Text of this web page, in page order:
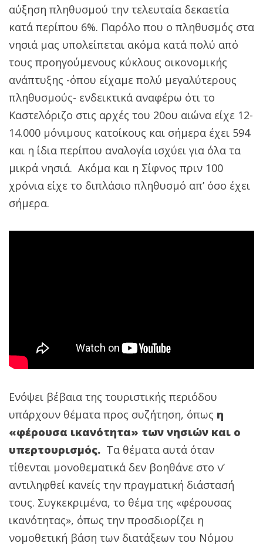
αύξηση πληθυσμού την τελευταία δεκαετία
κατά περίπου 6%. Παρόλο που ο πληθυσμός στα
νησιά μας υπολείπεται ακόμα κατά πολύ από
τους προηγούμενους κύκλους οικονομικής
ανάπτυξης -όπου είχαμε πολύ μεγαλύτερους
πληθυσμούς- ενδεικτικά αναφέρω ότι το
Καστελόριζο στις αρχές του 20ου αιώνα είχε 12-
14.000 μόνιμους κατοίκους και σήμερα έχει 594
και η ίδια περίπου αναλογία ισχύει για όλα τα
μικρά νησιά. Ακόμα και η Σίφνος πριν 100
χρόνια είχε το διπλάσιο πληθυσμό απ’ όσο έχει
σήμερα.
Ενόψει βέβαια της τουριστικής περιόδου
υπάρχουν θέματα προς συζήτηση, όπως η
«φέρουσα ικανότητα» των νησιών και ο
υπερτουρισμός. Τα θέματα αυτά όταν
τίθενται μονοθεματικά δεν βοηθάνε στο ν’
αντιληφθεί κανείς την πραγματική διάστασή
τους. Συγκεκριμένα, το θέμα της «φέρουσας
ικανότητας», όπως την προσδιορίζει η
νομοθετική βάση των διατάξεων του Νόμου